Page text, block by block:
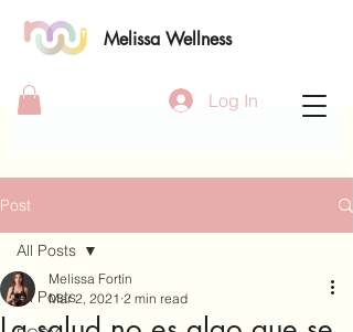
Melissa Wellness
Log In
Post
All Posts
All Posts
Melissa Fortín
Mar 2, 2021 2 min read